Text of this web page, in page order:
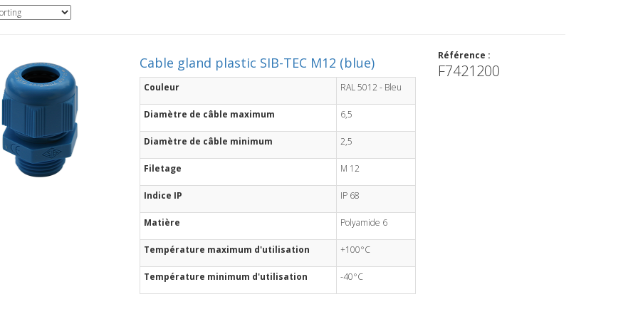
Cable gland plastic SIB-TEC M12 (blue)
Couleur RAL 5012 - Bleu
Diamètre de câble maximum 6,5
Diamètre de câble minimum 2,5
Filetage M 12
Indice IP IP 68
Matière Polyamide 6
Température maximum d'utilisation +100°C
Température minimum d'utilisation -40°C
Référence :
F7421200